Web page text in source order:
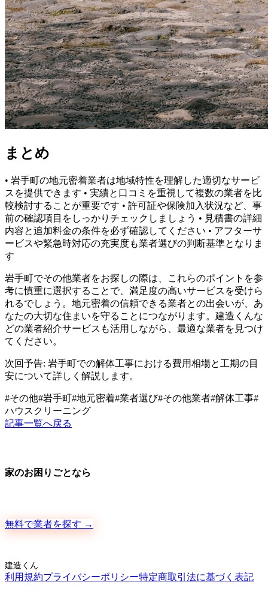
まとめ
• 岩手町の地元密着業者は地域特性を理解した適切なサービ
スを提供できます • 実績と口コミを重視して複数の業者を比
較検討することが重要です • 許可証や保険加入状況など、事
前の確認項目をしっかりチェックしましょう • 見積書の詳細
内容と追加料金の条件を必ず確認してください • アフターサ
ービスや緊急時対応の充実度も業者選びの判断基準となりま
す
岩手町でその他業者をお探しの際は、これらのポイントを参
考に慎重に選択することで、満足度の高いサービスを受けら
れるでしょう。地元密着の信頼できる業者との出会いが、あ
なたの大切な住まいを守ることにつながります。建造くんな
どの業者紹介サービスも活用しながら、最適な業者を見つけ
てください。
次回予告: 岩手町での解体工事における費用相場と工期の目
安について詳しく解説します。
#その他#岩手町#地元密着#業者選び#その他業者#解体工事#
ハウスクリーニング
記事一覧へ戻る
家のお困りごとなら
無料で業者を探す →
建造くん
利用規約プライバシーポリシー特定商取引法に基づく表記